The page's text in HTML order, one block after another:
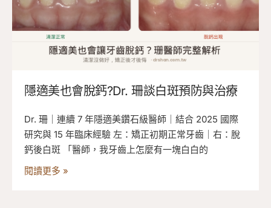
隱適美也會脫鈣?Dr. 珊談白斑預防與治療
Dr. 珊｜連續 7 年隱適美鑽石級醫師｜結合 2025 國際
研究與 15 年臨床經驗 左：矯正初期正常牙齒｜右：脫
鈣後白斑 「醫師，我牙齒上怎麼有一塊白白的
閱讀更多 »